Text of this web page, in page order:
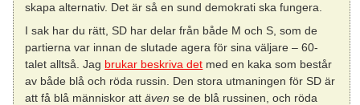
skapa alternativ. Det är så en sund demokrati ska fungera.
I sak har du rätt, SD har delar från både M och S, som de
partierna var innan de slutade agera för sina väljare – 60-
talet alltså. Jag brukar beskriva det med en kaka som består
av både blå och röda russin. Den stora utmaningen för SD är
att få blå människor attäven se de blå russinen, och röda